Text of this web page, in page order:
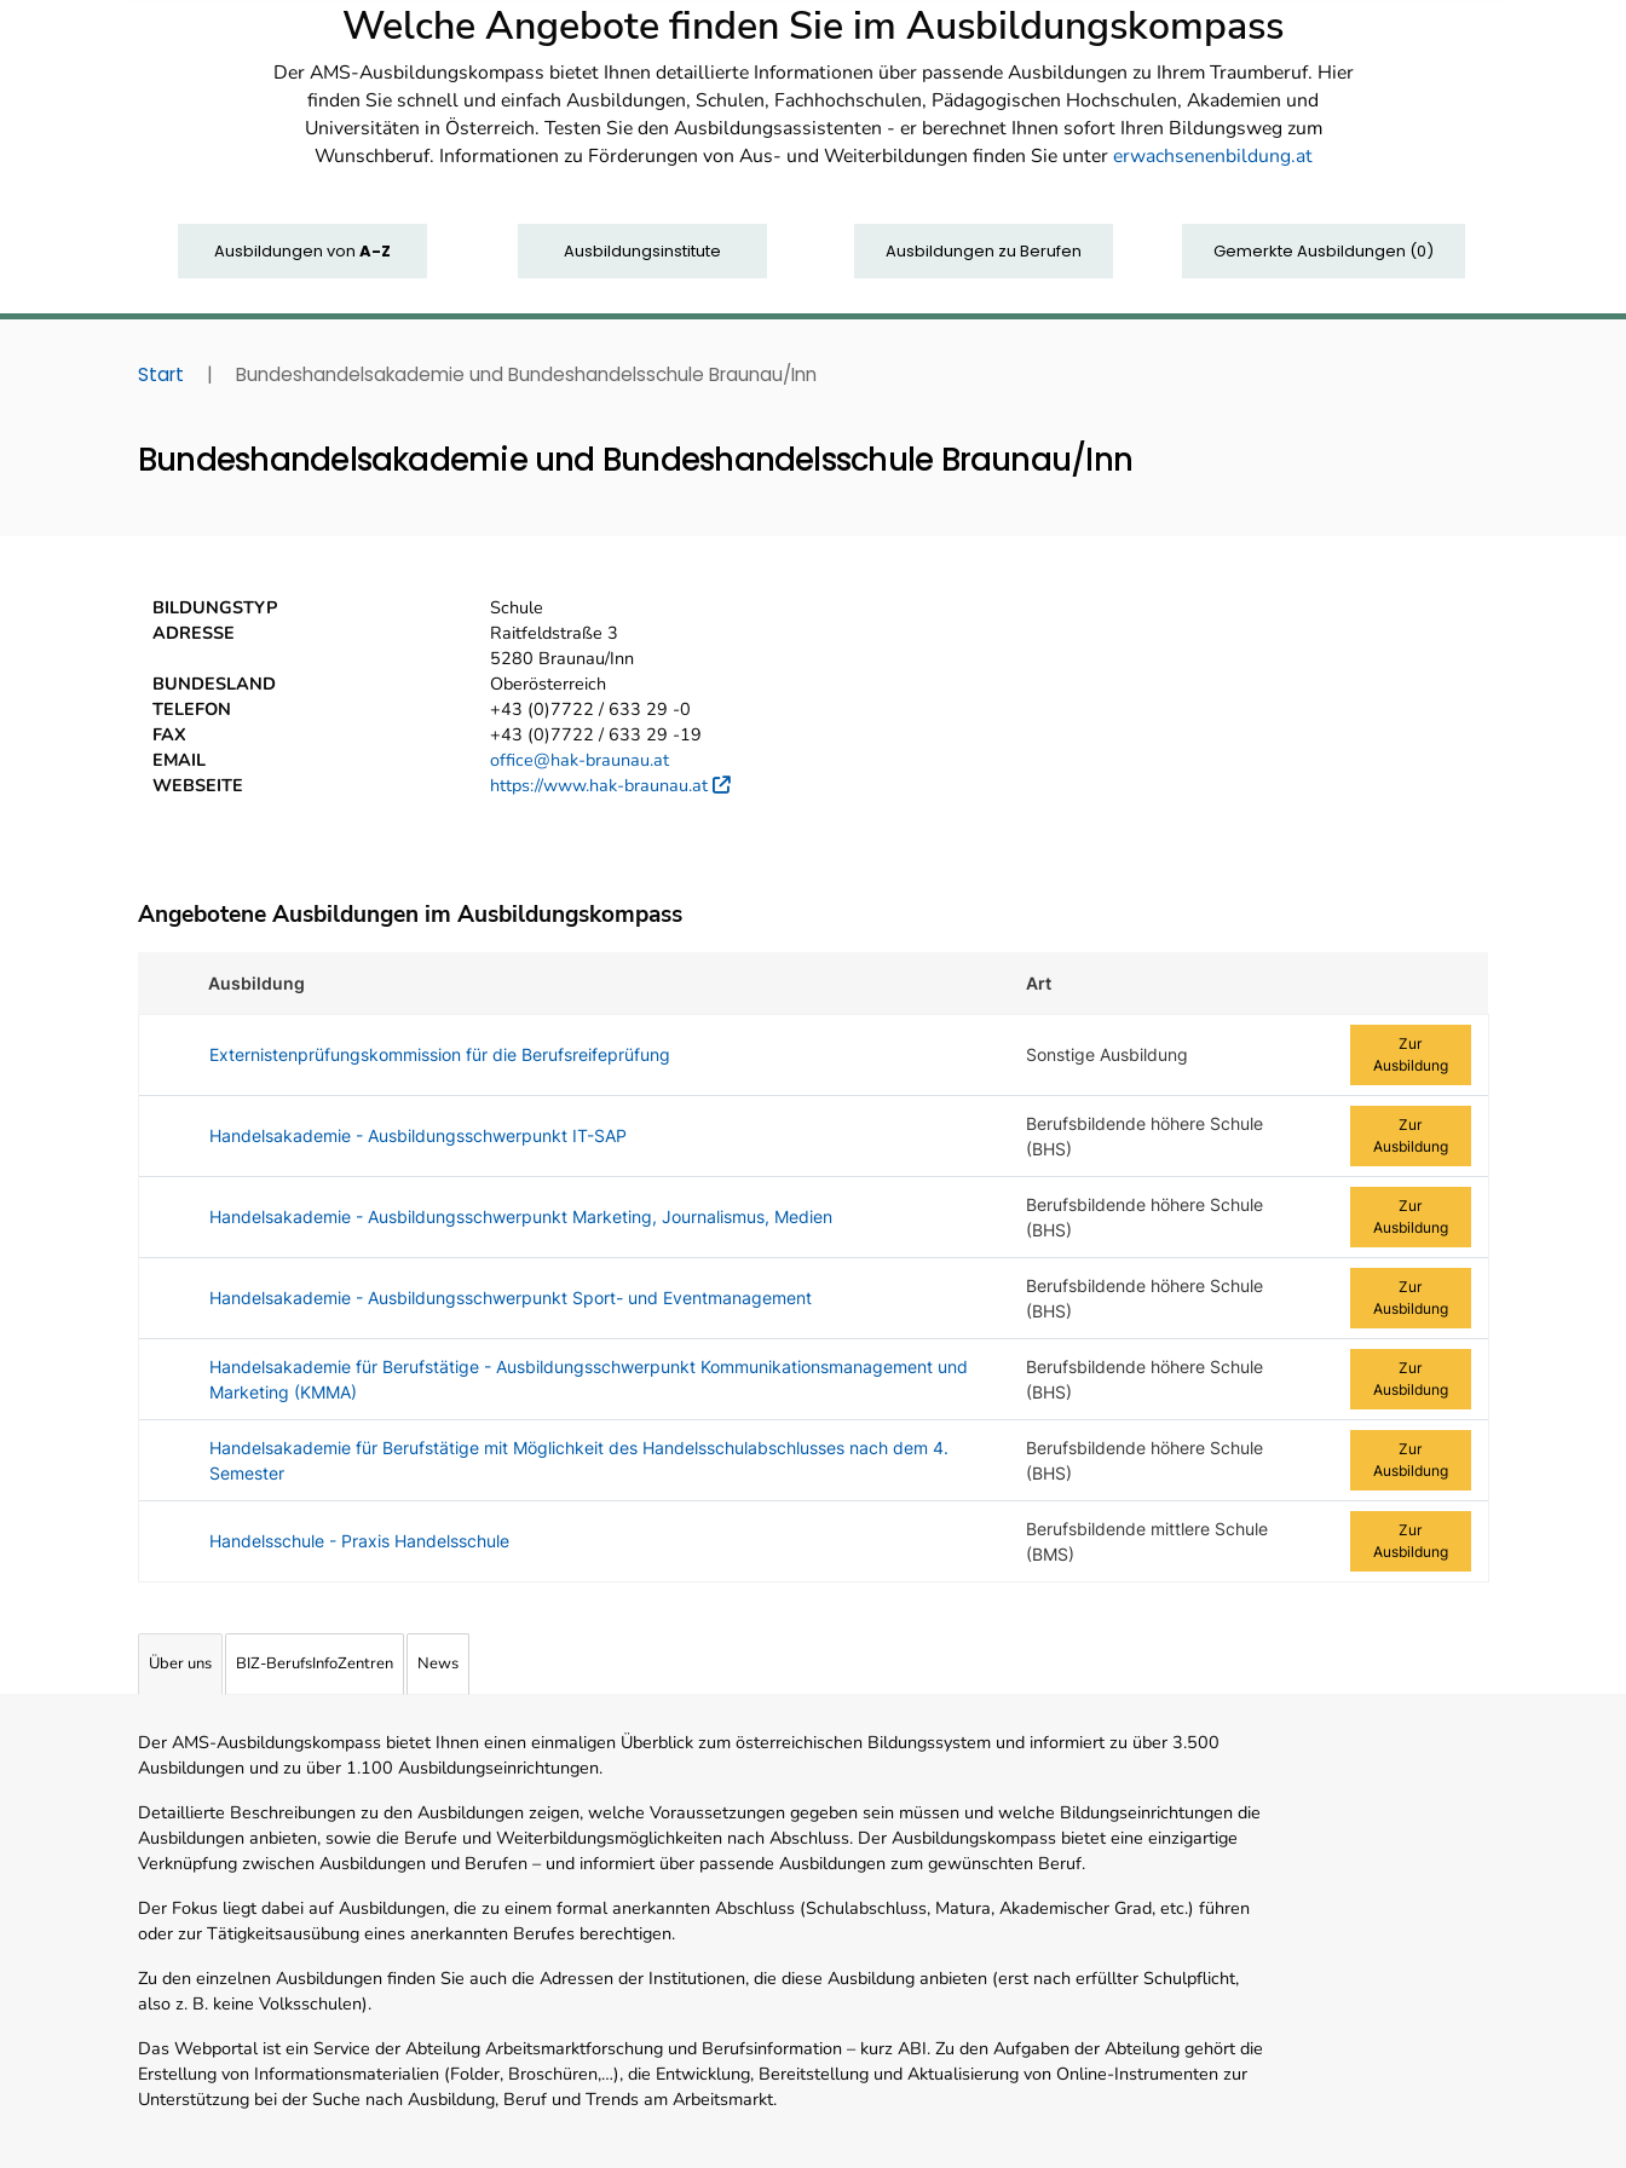
Welche Angebote finden Sie im Ausbildungskompass
Der AMS-Ausbildungskompass bietet Ihnen detaillierte Informationen über passende Ausbildungen zu Ihrem Traumberuf. Hier
finden Sie schnell und einfach Ausbildungen, Schulen, Fachhochschulen, Pädagogischen Hochschulen, Akademien und
Universitäten in Österreich. Testen Sie den Ausbildungsassistenten - er berechnet Ihnen sofort Ihren Bildungsweg zum
Wunschberuf. Informationen zu Förderungen von Aus- und Weiterbildungen finden Sie untererwachsenenbildung.at
Ausbildungen von A-Z Ausbildungsinstitute Ausbildungen zu Berufen Gemerkte Ausbildungen (0)
Start | Bundeshandelsakademie und Bundeshandelsschule Braunau/Inn
Bundeshandelsakademie und Bundeshandelsschule Braunau/Inn
BILDUNGSTYP
Schule
ADRESSE
Raitfeldstraße 3
5280 Braunau/Inn
BUNDESLAND
Oberösterreich
TELEFON
+43 (0)7722 / 633 29 -0
FAX
+43 (0)7722 / 633 29 -19
EMAIL
office@hak-braunau.at
WEBSEITE
https://www.hak-braunau.at Externer Link
Angebotene Ausbildungen im Ausbildungskompass
Ausbildung Art
Externistenprüfungskommission für die Berufsreifeprüfung Sonstige Ausbildung
Zur
Ausbildung
Handelsakademie - Ausbildungsschwerpunkt IT-SAP
Berufsbildende höhere Schule
(BHS)
Zur
Ausbildung
Handelsakademie - Ausbildungsschwerpunkt Marketing, Journalismus, Medien
Berufsbildende höhere Schule
(BHS)
Zur
Ausbildung
Handelsakademie - Ausbildungsschwerpunkt Sport- und Eventmanagement
Berufsbildende höhere Schule
(BHS)
Zur
Ausbildung
Handelsakademie für Berufstätige - Ausbildungsschwerpunkt Kommunikationsmanagement und
Marketing (KMMA)
Berufsbildende höhere Schule
(BHS)
Zur
Ausbildung
Handelsakademie für Berufstätige mit Möglichkeit des Handelsschulabschlusses nach dem 4.
Semester
Berufsbildende höhere Schule
(BHS)
Zur
Ausbildung
Handelsschule - Praxis Handelsschule
Berufsbildende mittlere Schule
(BMS)
Zur
Ausbildung
Über uns BIZ-BerufsInfoZentren News
Der AMS-Ausbildungskompass bietet Ihnen einen einmaligen Überblick zum österreichischen Bildungssystem und informiert zu über 3.500
Ausbildungen und zu über 1.100 Ausbildungseinrichtungen.
Detaillierte Beschreibungen zu den Ausbildungen zeigen, welche Voraussetzungen gegeben sein müssen und welche Bildungseinrichtungen die
Ausbildungen anbieten, sowie die Berufe und Weiterbildungsmöglichkeiten nach Abschluss. Der Ausbildungskompass bietet eine einzigartige
Verknüpfung zwischen Ausbildungen und Berufen – und informiert über passende Ausbildungen zum gewünschten Beruf.
Der Fokus liegt dabei auf Ausbildungen, die zu einem formal anerkannten Abschluss (Schulabschluss, Matura, Akademischer Grad, etc.) führen
oder zur Tätigkeitsausübung eines anerkannten Berufes berechtigen.
Zu den einzelnen Ausbildungen finden Sie auch die Adressen der Institutionen, die diese Ausbildung anbieten (erst nach erfüllter Schulpflicht,
also z. B. keine Volksschulen).
Das Webportal ist ein Service der Abteilung Arbeitsmarktforschung und Berufsinformation – kurz ABI. Zu den Aufgaben der Abteilung gehört die
Erstellung von Informationsmaterialien (Folder, Broschüren,…), die Entwicklung, Bereitstellung und Aktualisierung von Online-Instrumenten zur
Unterstützung bei der Suche nach Ausbildung, Beruf und Trends am Arbeitsmarkt.